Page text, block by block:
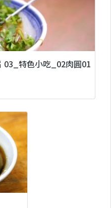
03_特色小吃_02肉圓01